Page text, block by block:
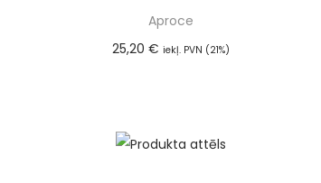
Aproce
25,20 € iekļ. PVN (21%)